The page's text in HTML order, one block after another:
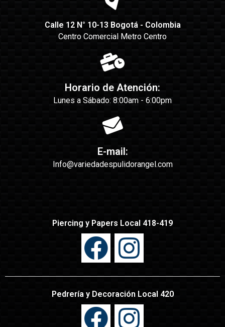
Calle 12 N° 10-13 Bogotá - Colombia
Centro Comercial Metro Centro
Horario de Atención:
Lunes a Sábado: 8:00am - 6:00pm
E-mail:
Info@variedadespulidorangel.com
Piercing y Papers Local 418-419
Pedrería y Decoración Local 420